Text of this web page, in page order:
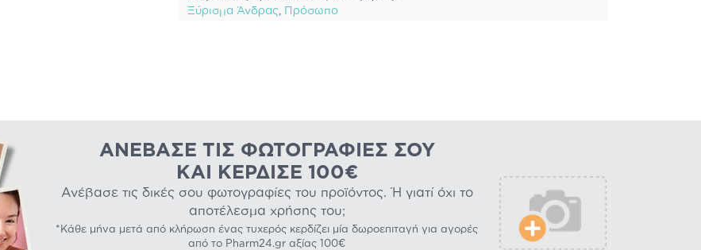
Ξύρισμα Άνδρας
Πρόσωπο
ΑΝΈΒΑΣΕ ΤΙΣ ΦΩΤΟΓΡΑΦΊΕΣ ΣΟΥ
ΚΑΙ ΚΈΡΔΙΣΕ 100€
Ανέβασε τις δικές σου φωτογραφίες του προϊόντος. Ή γιατί όχι το
αποτέλεσμα χρήσης του;
*Κάθε μήνα μετά από κλήρωση ένας τυχερός κερδίζει μία δωροεπιταγή για αγορές
από το Pharm24.gr αξίας 100€